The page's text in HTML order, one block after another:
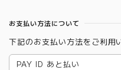
お支払い方法について
下記のお支払い方法をご利用
PAY ID あと払い